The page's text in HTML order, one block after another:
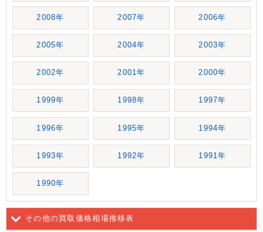
2008年 2007年 2006年
2005年 2004年 2003年
2002年 2001年 2000年
1999年 1998年 1997年
1996年 1995年 1994年
1993年 1992年 1991年
1990年
その他の買取価格相場推移表